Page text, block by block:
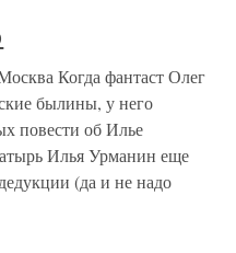
Когда фантаст Олег
былины, у него
повести об Илье
Илья Урманин еще
(да и не надо